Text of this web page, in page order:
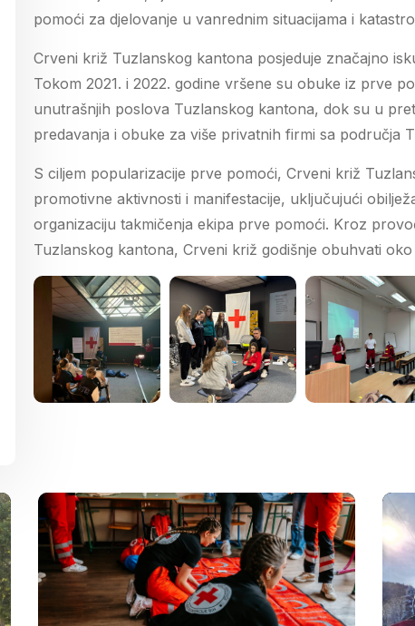
pomoći za djelovanje u vanrednim situacijama i
Crveni križ Tuzlanskog kantona posjeduje značajno
Tokom 2021. i 2022. godine vršene su obuke iz prve
unutrašnjih poslova Tuzlanskog kantona, dok su u
predavanja i obuke za više privatnih firmi sa područja
S ciljem popularizacije prve pomoći, Crveni križ
promotivne aktivnosti i manifestacije, uključujući
organizaciju takmičenja ekipa prve pomoći. Kroz
Tuzlanskog kantona, Crveni križ godišnje obuhvati oko